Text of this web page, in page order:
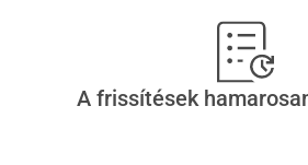
GIVING IT BACK
A frissítések